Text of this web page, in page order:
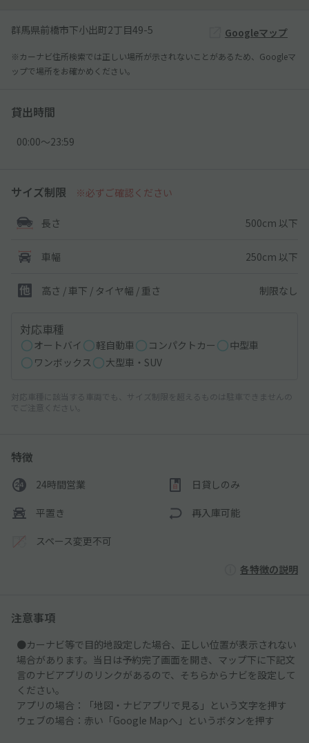
群馬県前橋市下小出町2丁目49-5 Googleマップ
※カーナビ住所検索では正しい場所が示されないことがあるため、Googleマ
ップで場所をお確かめください。
貸出時間
00:00〜23:59
サイズ制限 ※必ずご確認ください
長さ 500cm 以下
車幅 250cm 以下
高さ / 車下 / タイヤ幅 / 重さ 制限なし
対応車種
オートバイ 軽自動車 コンパクトカー
中型車
ワンボックス
大型車・SUV
対応車種に該当する車両でも、サイズ制限を超えるものは駐車できませんの
でご注意ください。
特徴
24時間営業 日貸しのみ
平置き 再入庫可能
スペース変更不可
各特徴の説明
注意事項
●カーナビ等で目的地設定した場合、正しい位置が表示されない
場合があります。当日は予約完了画面を開き、マップ下に下記文
言のナビアプリのリンクがあるので、そちらからナビを設定して
ください。
アプリの場合：「地図・ナビアプリで見る」という文字を押す
ウェブの場合：赤い「Google Mapへ」というボタンを押す